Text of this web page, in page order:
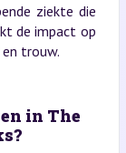
ziekte die
de impact op
trouw.
in The